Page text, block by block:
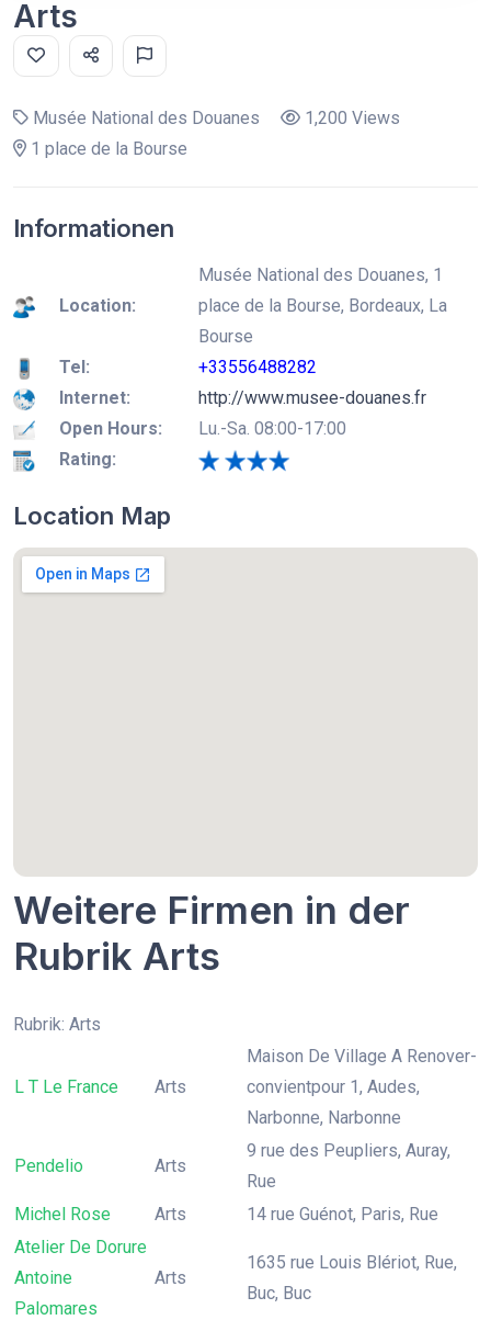
Arts
Musée National des Douanes
1,200 Views
1 place de la Bourse
Informationen
Location:
Musée National des Douanes, 1
place de la Bourse, Bordeaux, La
Bourse
Tel:
+33556488282
Internet:
http://www.musee-douanes.fr
Open Hours:
Lu.-Sa. 08:00-17:00
Rating:
Location Map
Weitere Firmen in der
Rubrik Arts
Rubrik: Arts
L T Le France Arts
Maison De Village A Renover-
convientpour 1, Audes,
Narbonne, Narbonne
Pendelio Arts
9 rue des Peupliers, Auray,
Rue
Michel Rose
Arts
14 rue Guénot, Paris, Rue
Atelier De Dorure
Antoine
Palomares
Arts
1635 rue Louis Blériot, Rue,
Buc, Buc